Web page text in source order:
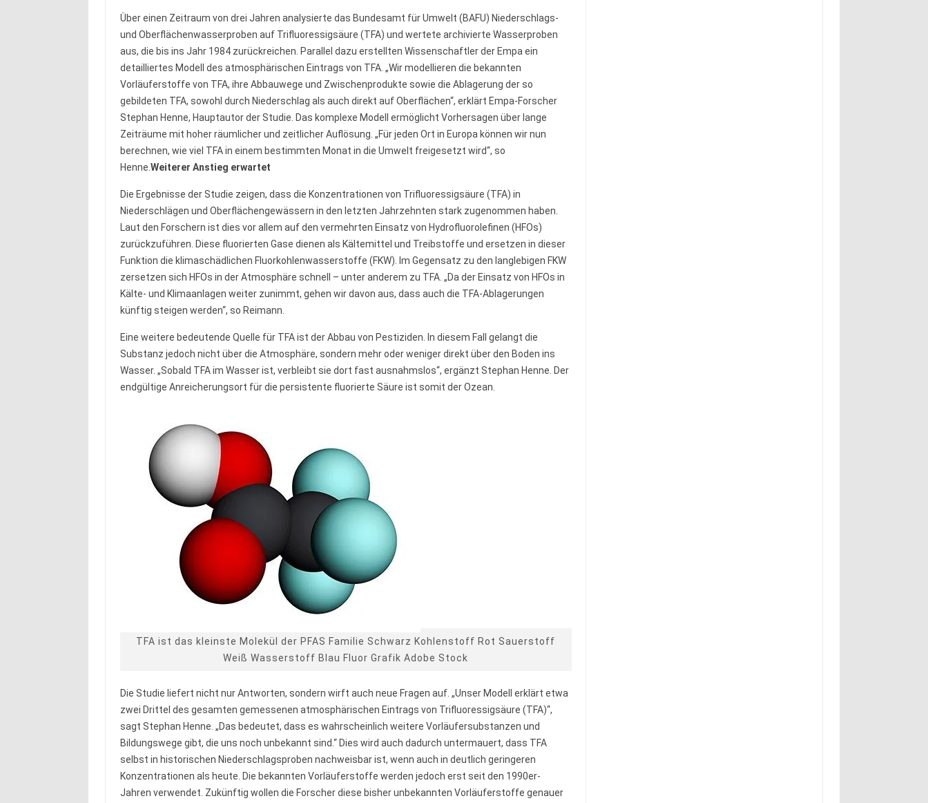
Über einen Zeitraum von drei Jahren analysierte das Bundesamt für Umwelt (BAFU) Niederschlags-
und Oberflächenwasserproben auf Trifluoressigsäure (TFA) und wertete archivierte Wasserproben
aus, die bis ins Jahr 1984 zurückreichen. Parallel dazu erstellten Wissenschaftler der Empa ein
detailliertes Modell des atmosphärischen Eintrags von TFA. „Wir modellieren die bekannten
Vorläuferstoffe von TFA, ihre Abbauwege und Zwischenprodukte sowie die Ablagerung der so
gebildeten TFA, sowohl durch Niederschlag als auch direkt auf Oberflächen“, erklärt Empa-Forscher
Stephan Henne, Hauptautor der Studie. Das komplexe Modell ermöglicht Vorhersagen über lange
Zeiträume mit hoher räumlicher und zeitlicher Auflösung. „Für jeden Ort in Europa können wir nun
berechnen, wie viel TFA in einem bestimmten Monat in die Umwelt freigesetzt wird“, so
Henne. Weiterer Anstieg erwartet
Die Ergebnisse der Studie zeigen, dass die Konzentrationen von Trifluoressigsäure (TFA) in
Niederschlägen und Oberflächengewässern in den letzten Jahrzehnten stark zugenommen haben.
Laut den Forschern ist dies vor allem auf den vermehrten Einsatz von Hydrofluorolefinen (HFOs)
zurückzuführen. Diese fluorierten Gase dienen als Kältemittel und Treibstoffe und ersetzen in dieser
Funktion die klimaschädlichen Fluorkohlenwasserstoffe (FKW). Im Gegensatz zu den langlebigen FKW
zersetzen sich HFOs in der Atmosphäre schnell – unter anderem zu TFA. „Da der Einsatz von HFOs in
Kälte- und Klimaanlagen weiter zunimmt, gehen wir davon aus, dass auch die TFA-Ablagerungen
künftig steigen werden“, so Reimann.
Eine weitere bedeutende Quelle für TFA ist der Abbau von Pestiziden. In diesem Fall gelangt die
Substanz jedoch nicht über die Atmosphäre, sondern mehr oder weniger direkt über den Boden ins
Wasser. „Sobald TFA im Wasser ist, verbleibt sie dort fast ausnahmslos“, ergänzt Stephan Henne. Der
endgültige Anreicherungsort für die persistente fluorierte Säure ist somit der Ozean.
TFA ist das kleinste Molekül der PFAS Familie Schwarz Kohlenstoff Rot Sauerstoff
Weiß Wasserstoff Blau Fluor Grafik Adobe Stock
Die Studie liefert nicht nur Antworten, sondern wirft auch neue Fragen auf. „Unser Modell erklärt etwa
zwei Drittel des gesamten gemessenen atmosphärischen Eintrags von Trifluoressigsäure (TFA)“,
sagt Stephan Henne. „Das bedeutet, dass es wahrscheinlich weitere Vorläufersubstanzen und
Bildungswege gibt, die uns noch unbekannt sind.“ Dies wird auch dadurch untermauert, dass TFA
selbst in historischen Niederschlagsproben nachweisbar ist, wenn auch in deutlich geringeren
Konzentrationen als heute. Die bekannten Vorläuferstoffe werden jedoch erst seit den 1990er-
Jahren verwendet. Zukünftig wollen die Forscher diese bisher unbekannten Vorläuferstoffe genauer